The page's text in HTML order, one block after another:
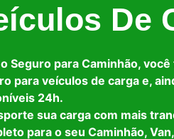
De
Seguro para Caminhão,
para veículos de carga e,
24h.
sua carga com mais
para o seu Caminhão,